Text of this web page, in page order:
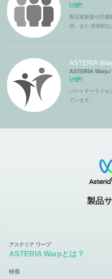
Login
製品更新版や評価
供、また 技術的な
ASTERIA
ASTERIA Warp
Login
パートナーライセ
ています。
製品
ASTERIA Warpとは？
特長